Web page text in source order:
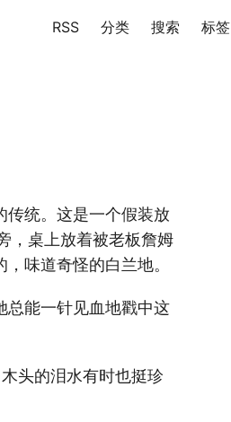
RSS 分类 搜索 标签
传统。这是一个假装放
，桌上放着被老板詹姆
味道奇怪的白兰地。
总能一针见血地戳中这
头的泪水有时也挺珍